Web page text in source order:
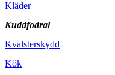
Kläder
Kuddfodral
Kvalsterskydd
Kök